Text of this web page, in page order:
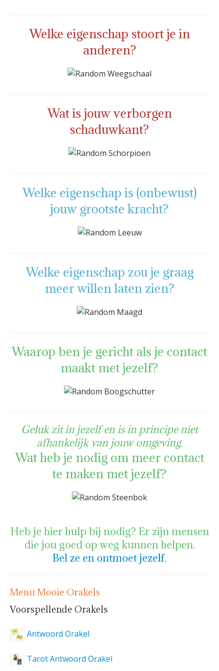
Welke eigenschap stoort je in
anderen?
Wat is jouw verborgen
schaduwkant?
Welke eigenschap is (onbewust)
jouw grootste kracht?
Welke eigenschap zou je graag
meer willen laten zien?
Waarop ben je gericht als je contact
maakt met jezelf?
Geluk zit in jezelf en is in principe niet
afhankelijk van jouw omgeving.
Wat heb je nodig om meer contact
te maken met jezelf?
Heb je hier hulp bij nodig? Er zijn mensen
die jou goed op weg kunnen helpen.
Bel ze en ontmoet jezelf.
Menu Mooie Orakels
Voorspellende Orakels
Antwoord Orakel
Tarot Antwoord Orakel